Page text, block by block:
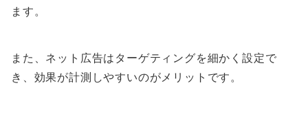
ます。
また、ネット広告はターゲティングを細かく設定で
き、効果が計測しやすいのがメリットです。